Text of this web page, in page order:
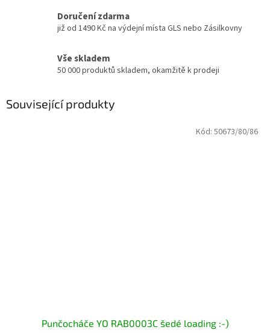
Doručení zdarma
již od 1490 Kč na výdejní místa GLS nebo Zásilkovny
Vše skladem
50 000 produktů skladem, okamžitě k prodeji
Související produkty
Punčocháče YO RAB0003C šedé loading :-)
Kód: 50673/80/86